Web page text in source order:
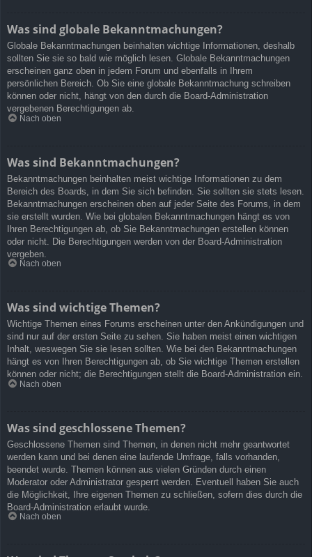
Was sind globale Bekanntmachungen?
Globale Bekanntmachungen beinhalten wichtige Informationen, deshalb
sollten Sie sie so bald wie möglich lesen. Globale Bekanntmachungen
erscheinen ganz oben in jedem Forum und ebenfalls in Ihrem
persönlichen Bereich. Ob Sie eine globale Bekanntmachung schreiben
können oder nicht, hängt von den durch die Board-Administration
vergebenen Berechtigungen ab.
Nach oben
Was sind Bekanntmachungen?
Bekanntmachungen beinhalten meist wichtige Informationen zu dem
Bereich des Boards, in dem Sie sich befinden. Sie sollten sie stets lesen.
Bekanntmachungen erscheinen oben auf jeder Seite des Forums, in dem
sie erstellt wurden. Wie bei globalen Bekanntmachungen hängt es von
Ihren Berechtigungen ab, ob Sie Bekanntmachungen erstellen können
oder nicht. Die Berechtigungen werden von der Board-Administration
vergeben.
Nach oben
Was sind wichtige Themen?
Wichtige Themen eines Forums erscheinen unter den Ankündigungen und
sind nur auf der ersten Seite zu sehen. Sie haben meist einen wichtigen
Inhalt, weswegen Sie sie lesen sollten. Wie bei den Bekanntmachungen
hängt es von Ihren Berechtigungen ab, ob Sie wichtige Themen erstellen
können oder nicht; die Berechtigungen stellt die Board-Administration ein.
Nach oben
Was sind geschlossene Themen?
Geschlossene Themen sind Themen, in denen nicht mehr geantwortet
werden kann und bei denen eine laufende Umfrage, falls vorhanden,
beendet wurde. Themen können aus vielen Gründen durch einen
Moderator oder Administrator gesperrt werden. Eventuell haben Sie auch
die Möglichkeit, Ihre eigenen Themen zu schließen, sofern dies durch die
Board-Administration erlaubt wurde.
Nach oben